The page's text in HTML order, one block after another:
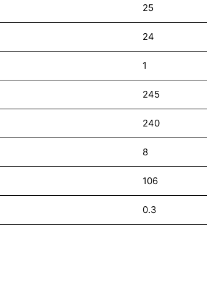
25
24
1
245
240
8
106
0.3